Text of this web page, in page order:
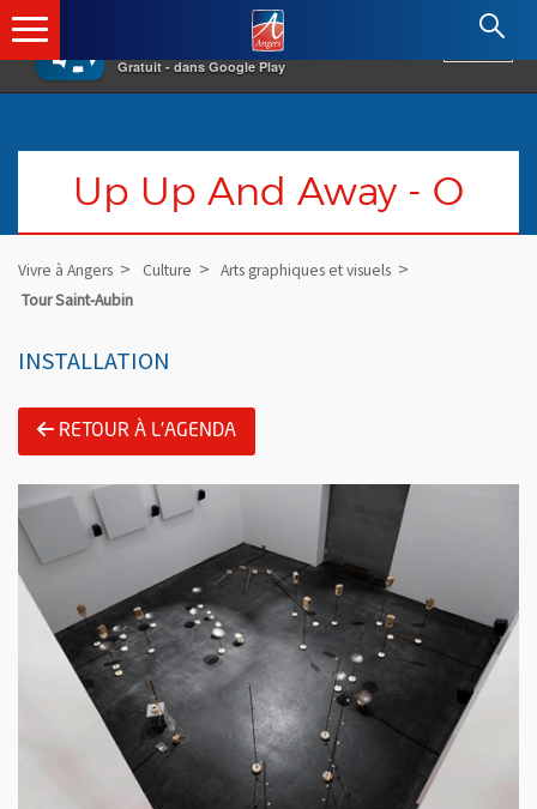
×
Gratuit - dans Google Play
Angers.fr : Retour à l'accueil
Up Up And Away - O
Vivre à Angers Culture
Arts graphiques et visuels
Tour Saint-Aubin
INSTALLATION
RETOUR À L'AGENDA